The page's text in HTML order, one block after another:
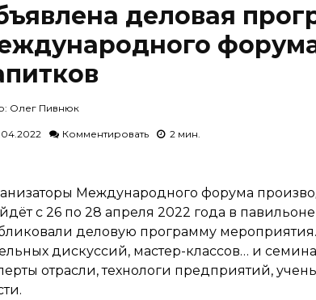
деловая
Олег Пивнюк
Комментировать 2 мин.
Международного форума
с 26 по 28 апреля 2022 года в
деловую программу
дискуссий, мастер-классов… и
отрасли, технологи предприятий,